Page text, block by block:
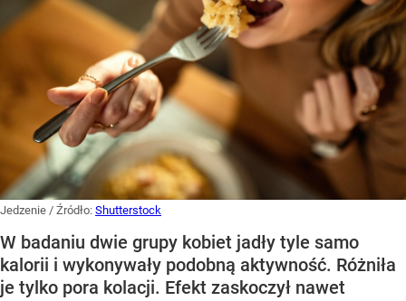
Jedzenie / Źródło: Shutterstock
W badaniu dwie grupy kobiet jadły tyle samo
kalorii i wykonywały podobną aktywność. Różniła
je tylko pora kolacji. Efekt zaskoczył nawet